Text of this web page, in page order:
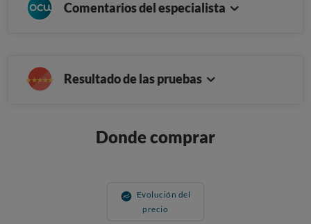
Comentarios del especialista
Resultado de las pruebas
Donde comprar
Evolución del
precio